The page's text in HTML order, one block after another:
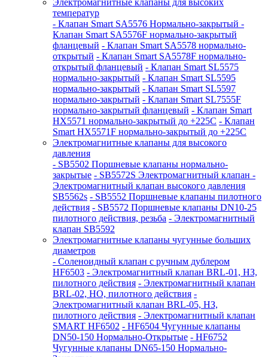
температур
- Клапан Smart SA5576 Нормально-закрытый -
Клапан Smart SA5576F нормально-закрытый
фланцевый - Клапан Smart SA5578 нормально-
открытый - Клапан Smart SA5578F нормально-
открытый фланцевый - Клапан Smart SL5575
нормально-закрытый - Клапан Smart SL5595
нормально-закрытый - Клапан Smart SL5597
нормально-закрытый - Клапан Smart SL7555F
нормально-закрытый фланцевый - Клапан Smart
HX5571 нормально-закрытый до +225С - Клапан
Smart HX5571F нормально-закрытый до +225С
Электромагнитные клапаны для высокого
давления
- SB5502 Поршневые клапаны нормально-
закрытые - SB5572S Электромагнитный клапан -
Электромагнитный клапан высокого давления
SB5562s - SB5552 Поршневые клапаны пилотного
действия - SB5572 Поршневые клапаны DN10-25
пилотного действия, резьба - Электромагнитный
клапан SB5592
Электромагнитные клапаны чугунные больших
диаметров
- Соленоидный клапан с ручным дублером
HF6503 - Электромагнитный клапан BRL-01, НЗ,
пилотного действия - Электромагнитный клапан
BRL-02, НО, пилотного действия -
Электромагнитный клапан BRL-05, НЗ,
пилотного действия - Электромагнитный клапан
SMART HF6502 - HF6504 Чугунные клапаны
DN50-150 Нормально-Открытые - HF6752
Чугунные клапаны DN65-150 Нормально-